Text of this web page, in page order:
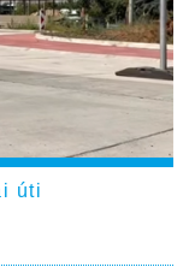
úti